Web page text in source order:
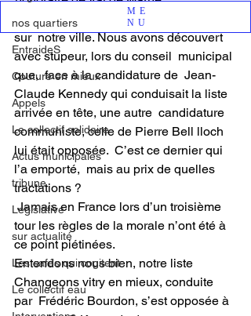
ME
NU
nos quartiers
EntraideS
Couture en mieux
Appels
Le collectif solidaire
Actus municipales
tribune
Legislative
sur actualité
Les cafés qui cogitent
Le collectif eau
Ce samedi 4 juillet la honte est tombée
sur  notre ville. Nous avons découvert
avec stupeur, lors du conseil  municipal
que,  face à la candidature de  Jean-
Claude Kennedy qui conduisait la liste
arrivée en tête, une autre  candidature
communiste, celle de Pierre Bell lloch
lui était opposée.  C’est ce dernier qui
l’a emporté,  mais au prix de quelles
tractations ?
tour les règles de la morale n’ont été à
ce point piétinées.
Entendons nous bien, notre liste
Changeons vitry en mieux, conduite
par  Frédéric Bourdon, s’est opposée à